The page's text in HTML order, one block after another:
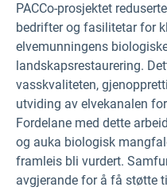
PACCo-prosjektet
bedrifter og fasilitetar for
elvemunningens
landskapsrestaurering.
vasskvaliteten,
utviding av elvekanalen
Fordelane med dette
og auka biologisk
framleis bli vurdert.
avgjerande for å få støtte